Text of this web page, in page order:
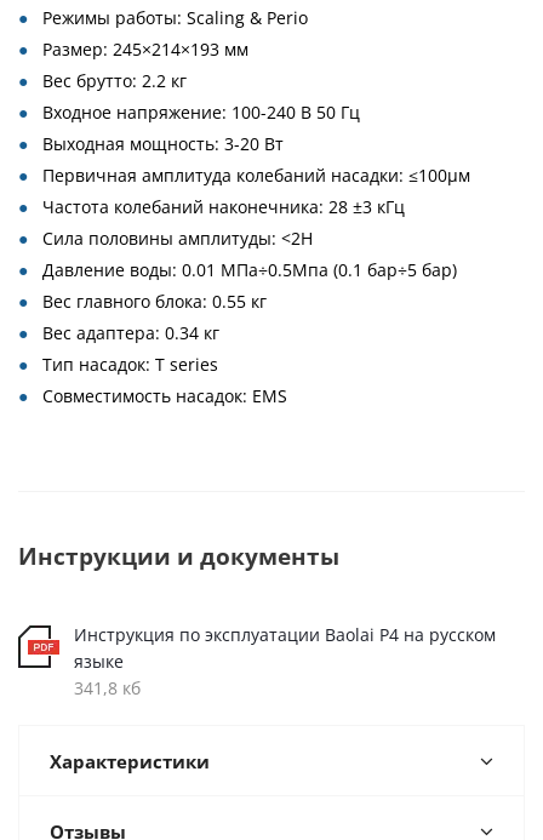
Режимы работы: Scaling & Perio
Размер: 245×214×193 мм
Вес брутто: 2.2 кг
Входное напряжение: 100-240 В 50 Гц
Выходная мощность: 3-20 Вт
Первичная амплитуда колебаний насадки: ≤100μм
Частота колебаний наконечника: 28 ±3 кГц
Сила половины амплитуды: <2Н
Давление воды: 0.01 МПа÷0.5Мпа (0.1 бар÷5 бар)
Вес главного блока: 0.55 кг
Вес адаптера: 0.34 кг
Тип насадок: T series
Совместимость насадок: EMS
Инструкции и документы
Инструкция по эксплуатации Baolai P4 на русском
языке
341,8 кб
Характеристики
Отзывы